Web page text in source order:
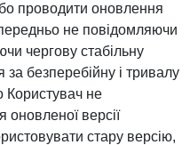
проводити оновлення
не повідомляючи
чергову стабільну
безперебійну і тривалу
Користувач не
оновленої версії
стару версію,